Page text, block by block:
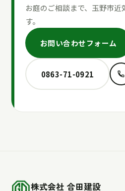
お庭のご相談まで、玉野市
す。
お問い合わせフォーム
0863-71-0921
株式会社 合田建設